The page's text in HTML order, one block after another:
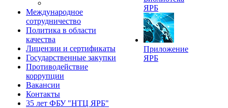
Международное
сотрудничество
Политика в области
качества
Лицензии и сертификаты
Государственные закупки
Противодействие
коррупции
Вакансии
Контакты
35 лет ФБУ "НТЦ ЯРБ"
ЯРБ
Приложение
ЯРБ